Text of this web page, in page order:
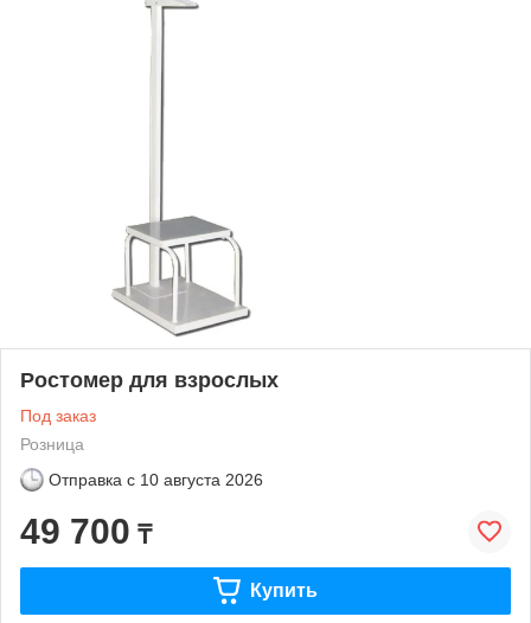
Ростомер для взрослых
Под заказ
Розница
Отправка с 10 августа 2026
49 700 ₸
Купить